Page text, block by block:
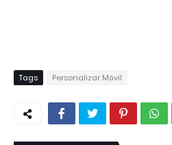
Tags Personalizar Móvil